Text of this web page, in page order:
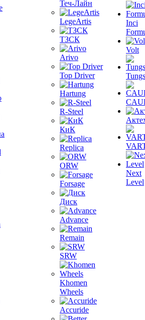
Теч-Лайн
LegeArtis
ТЗСК
Arivo
Top Driver
Hartung
R-Steel
КиК
Replica
ORW
Forsage
Диск
Advance
Remain
SRW
Khomen
Wheels
Accuride
Inci
Volt
Next
Level